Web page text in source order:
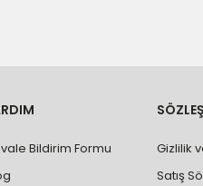
ebat, yükseklik vb. hatalar
banyo dolabı vb. ürünlerin
ve ebat kontrolü yaptırınız.
Bildirim Formu
Gizlilik
Satış